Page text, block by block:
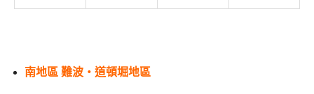
南地區 難波・道頓堀地區